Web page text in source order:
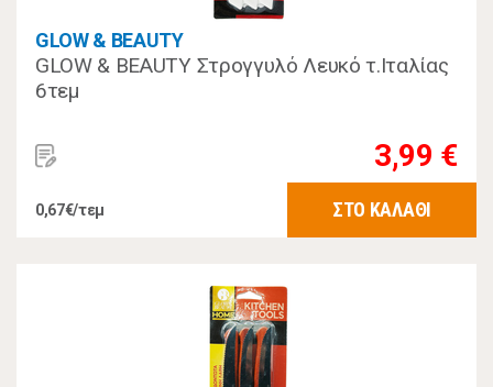
GLOW & BEAUTY
GLOW & BEAUTY Στρογγυλό Λευκό τ.Ιταλίας
6τεμ
3,99 €
0,67€/τεμ ΣΤΟ ΚΑΛΑΘΙ